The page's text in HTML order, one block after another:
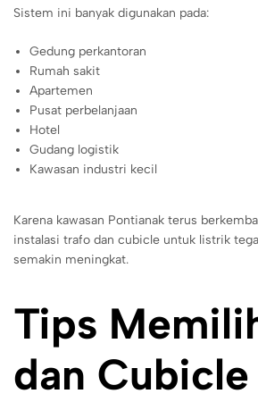
Sistem ini banyak digunakan pada:
Gedung perkantoran
Rumah sakit
Apartemen
Pusat perbelanjaan
Hotel
Gudang logistik
Kawasan industri kecil
Karena kawasan Pontianak terus
instalasi trafo dan cubicle untuk listrik
semakin meningkat.
Tips
dan Cubicle